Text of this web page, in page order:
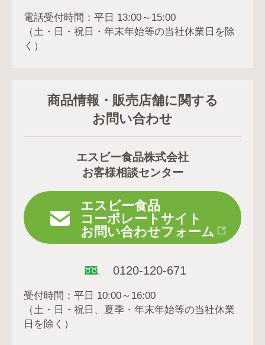
電話受付時間：平日 13:00～15:00
（土・日・祝日・年末年始等の当社休業日を除
く）
商品情報・販売店舗に関する
お問い合わせ
エスビー食品株式会社
お客様相談センター
エスビー食品
コーポレートサイト
お問い合わせフォーム
0120-120-671
受付時間：平日 10:00～16:00
（土・日・祝日、夏季・年末年始等の当社休業
日を除く）